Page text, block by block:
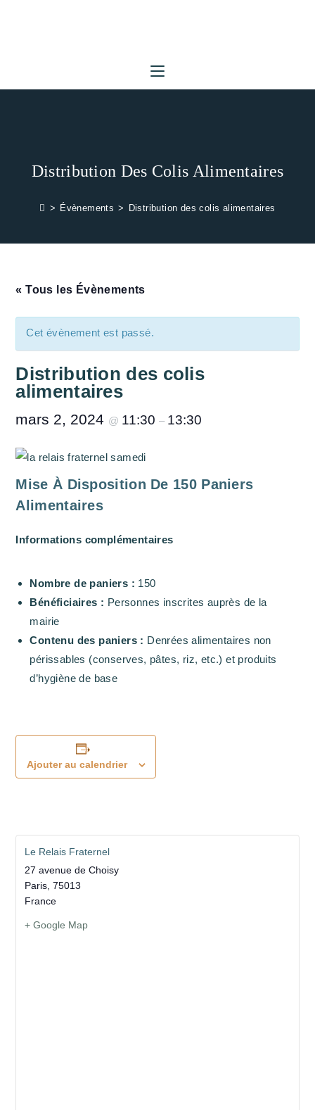
Distribution Des Colis Alimentaires
> Évènements > Distribution des colis alimentaires
« Tous les Évènements
Cet évènement est passé.
Distribution des colis
alimentaires
mars 2, 2024 @ 11:30– 13:30
Mise À Disposition De 150 Paniers
Alimentaires
Informations complémentaires
Nombre de paniers : 150
Bénéficiaires : Personnes inscrites auprès de la
mairie
Contenu des paniers : Denrées alimentaires non
périssables (conserves, pâtes, riz, etc.) et produits
d’hygiène de base
Ajouter au calendrier
Le Relais Fraternel
27 avenue de Choisy
Paris 75013
France
+ Google Map